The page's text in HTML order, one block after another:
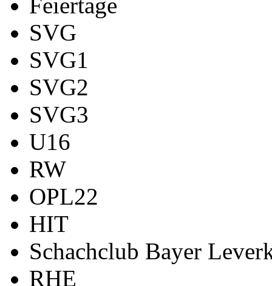
Feiertage
SVG
SVG1
SVG2
SVG3
U16
RW
OPL22
HIT
Schachclub Bayer
RHE